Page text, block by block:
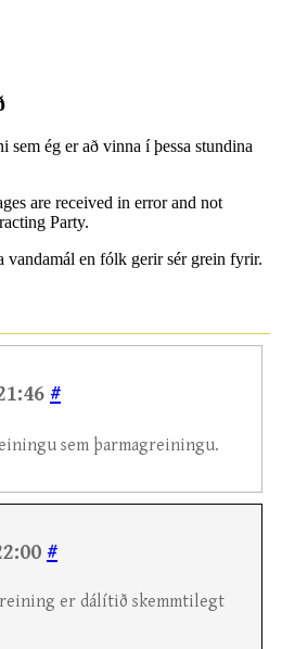
ég er að vinna í þessa stundina
are received in error and not
Party.
vandamál en fólk gerir sér grein fyrir.
#
sem þarmagreiningu.
#
er dálítið skemmtilegt